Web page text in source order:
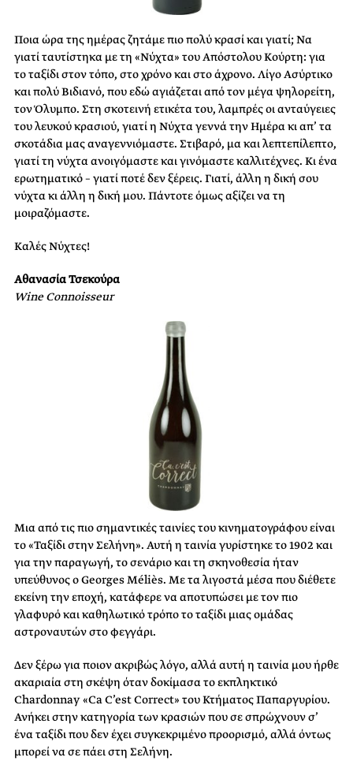
Ποια ώρα της ημέρας ζητάμε πιο πολύ κρασί και γιατί; Να
γιατί ταυτίστηκα με τη «Νύχτα» του Απόστολου Κούρτη: για
το ταξίδι στον τόπο, στο χρόνο και στο άχρονο. Λίγο Ασύρτικο
και πολύ Βιδιανό, που εδώ αγιάζεται από τον μέγα ψηλορείτη,
τον Όλυμπο. Στη σκοτεινή ετικέτα του, λαμπρές οι ανταύγειες
του λευκού κρασιού, γιατί η Νύχτα γεννά την Ημέρα κι απ’ τα
σκοτάδια μας αναγεννιόμαστε. Στιβαρό, μα και λεπτεπίλεπτο,
γιατί τη νύχτα ανοιγόμαστε και γινόμαστε καλλιτέχνες. Κι ένα
ερωτηματικό – γιατί ποτέ δεν ξέρεις. Γιατί, άλλη η δική σου
νύχτα κι άλλη η δική μου. Πάντοτε όμως αξίζει να τη
μοιραζόμαστε.
Καλές Νύχτες!
Αθανασία Τσεκούρα
Wine Connoisseur
Μια από τις πιο σημαντικές ταινίες του κινηματογράφου είναι
το «Ταξίδι στην Σελήνη». Αυτή η ταινία γυρίστηκε το 1902 και
για την παραγωγή, το σενάριο και τη σκηνοθεσία ήταν
υπεύθυνος ο Georges Méliès. Με τα λιγοστά μέσα που διέθετε
εκείνη την εποχή, κατάφερε να αποτυπώσει με τον πιο
γλαφυρό και καθηλωτικό τρόπο το ταξίδι μιας ομάδας
αστροναυτών στο φεγγάρι.
Δεν ξέρω για ποιον ακριβώς λόγο, αλλά αυτή η ταινία μου ήρθε
ακαριαία στη σκέψη όταν δοκίμασα το εκπληκτικό
Chardonnay «Ca C’est Correct» του Κτήματος Παπαργυρίου.
Ανήκει στην κατηγορία των κρασιών που σε σπρώχνουν σ’
ένα ταξίδι που δεν έχει συγκεκριμένο προορισμό, αλλά όντως
μπορεί να σε πάει στη Σελήνη.